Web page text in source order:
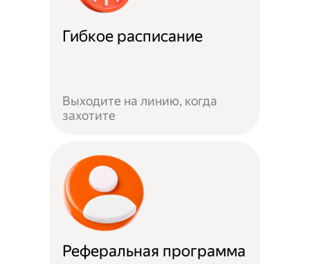
Гибкое расписание
Выходите на линию, когда
захотите
Реферальная программа